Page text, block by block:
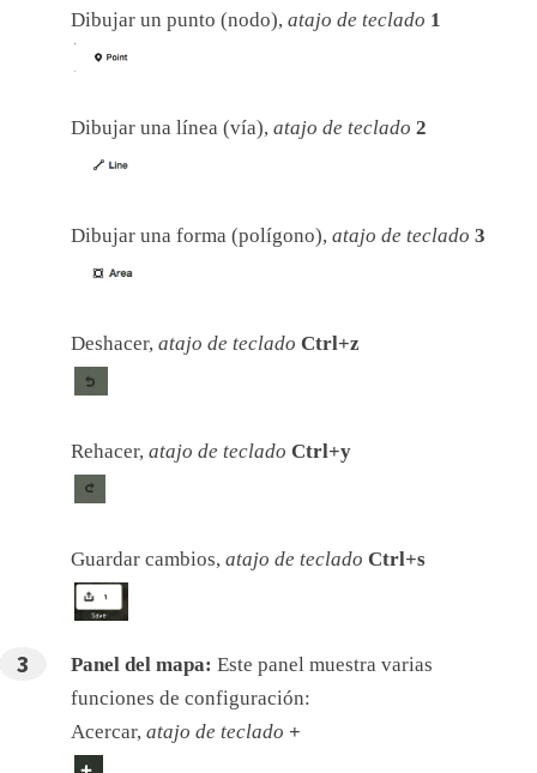
Dibujar un punto (nodo),atajo de teclado 1
Dibujar una línea (vía),atajo de teclado 2
Dibujar una forma (polígono),atajo de teclado 3
Deshacer,atajo de teclado Ctrl+z
Rehacer,atajo de teclado Ctrl+y
Guardar cambios,atajo de teclado Ctrl+s
Panel del mapa: Este panel muestra varias
funciones de configuración:
Acercar,atajo de teclado +